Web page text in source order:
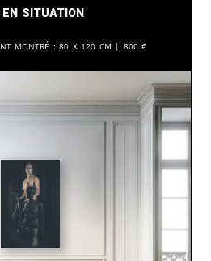
en situation
montré : 80 x 120 cm | 800 €